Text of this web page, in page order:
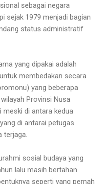
sebagai negara
sejak 1979 menjadi bagian
status administratif
yang dipakai adalah
membedakan secara
yang beberapa
Provinsi Nusa
meski di antara kedua
di antarai petugas
terjaga.
sosial budaya yang
lalu masih bertahan
seperti yang pernah